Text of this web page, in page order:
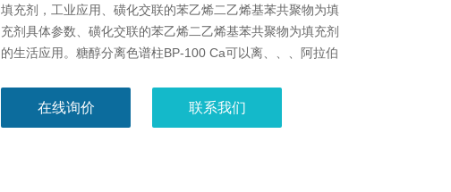
填充剂，工业应用、磺化交联的苯乙烯二乙烯基苯共聚物为填
充剂具体参数、磺化交联的苯乙烯二乙烯基苯共聚物为填充剂
的生活应用。糖醇分离色谱柱BP-100 Ca可以离、、、阿拉伯
碳水化合物色谱柱，基体为磺化交联的苯乙烯-二乙烯基苯树
在线询价 联系我们